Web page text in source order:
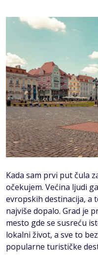
Kada sam prvi put čula
očekujem. Većina ljudi
evropskih destinacija, a
najviše dopalo. Grad je
mesto gde se susreću
lokalni život, a sve to
popularne turističke